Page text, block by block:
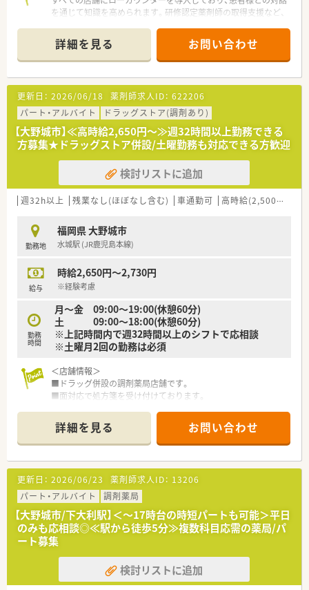
を通じて知識を高められます。研修認定薬剤師の取得支援など、
【店舗情報と応需状況について】
■最寄り駅である西鉄天神大牟田線の下大利駅から徒歩で2分、
JR鹿児島本線の水城駅からもアクセスが可能です。
■応需科目は整形外科と心療内科が中心となっており、処方箋の
受付枚数は1日あたり80枚から100枚ほどです。
【法人特徴について】
■福岡県内を中心に33店舗の調剤薬局を運営しており、クリニ
ックの開業支援から関わることで成長を続けています。
■すべての店舗にローカウンターを配置することで、患者様がリ
ラックスして質問しやすい環境作りに努めています。
■会社からの指名ではなく自主性を重んじる社風があり、社員が
やりたいことに挑戦できる環境を大切にしています
り、事務スタッフも2名が在籍して業務を行います。
【こんな方にオススメ】
な服薬指導を実践したい方に最適な環境が整っています。
■会社からのノルマがなく、外来処方箋への対応がメインのた
■若いうちから自主性を発揮し、管理薬剤師への挑戦や将来的な
独立など、高い目標に向かって挑戦したい方にオススメです。
詳細を見る お問い合わせ
更新日： 2026/06/18 薬剤師求人ID： 622206
パート・アルバイト
ドラッグストア(調剤あり)
【大野城市】≪高時給2,650円～≫週32時間以上勤務できる
方募集★ドラッグストア併設/土曜勤務も対応できる方歓迎
検討リストに追加
週32h以上 残業なし(ほぼなし含む) 車通勤可 高時給(2,500円以上)
勤務地
福岡県 大野城市
水城駅 (JR鹿児島本線)
給与
時給2,650円～2,730円
※経験考慮
勤務
時間
月～金 09:00～19:00(休憩60分)
土 09:00～18:00(休憩60分)
※上記時間内で週32時間以上のシフトで応相談
※土曜月2回の勤務は必須
＜店舗情報＞
■ドラッグ併設の調剤薬局店舗です。
■面対応で処方箋を受け付けております。
業務以外に第一類薬品のご説明など接客業務も場合によっては
ございます。
＜こんな企業です＞
■大手ドラッグストアが新規出店する企業です。
■2030年までに200店舗を出店し、売上高で1800億円を目指す
予定です。
■全店、新規出店なので薬局の立ち上げを経験する事が可能で
す。
■店舗数の増加に応じてポジションも増加するので昇格の機会
が多い企業です。
■ゼロから人間関係を構築していくので人間関係での悩みが少
ない環境です。
■調剤、OTC業務のどちらにも関わる事ができる職場です。
詳細を見る お問い合わせ
更新日： 2026/06/23 薬剤師求人ID： 13206
パート・アルバイト
調剤薬局
【大野城市/下大利駅】＜～17時台の時短パートも可能＞平日
のみも応相談◎≪駅から徒歩5分≫複数科目応需の薬局/パ
ート募集
検討リストに追加